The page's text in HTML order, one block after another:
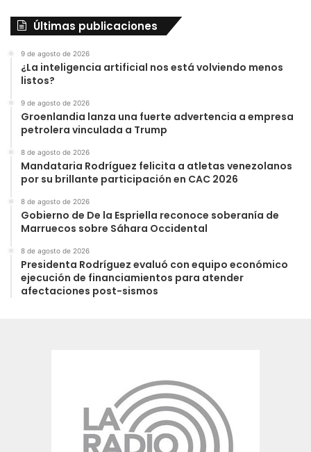
Últimas publicaciones
9 de agosto de 2026
¿La inteligencia artificial nos está volviendo menos
listos?
9 de agosto de 2026
Groenlandia lanza una fuerte advertencia a empresa
petrolera vinculada a Trump
8 de agosto de 2026
Mandataria Rodríguez felicita a atletas venezolanos
por su brillante participación en CAC 2026
8 de agosto de 2026
Gobierno de De la Espriella reconoce soberanía de
Marruecos sobre Sáhara Occidental
8 de agosto de 2026
Presidenta Rodríguez evaluó con equipo económico
ejecución de financiamientos para atender
afectaciones post-sismos